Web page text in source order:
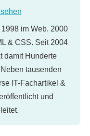
im Web. 2000
& CSS. Seit 2004
damit Hunderte
tausenden
IT-Fachartikel &
und